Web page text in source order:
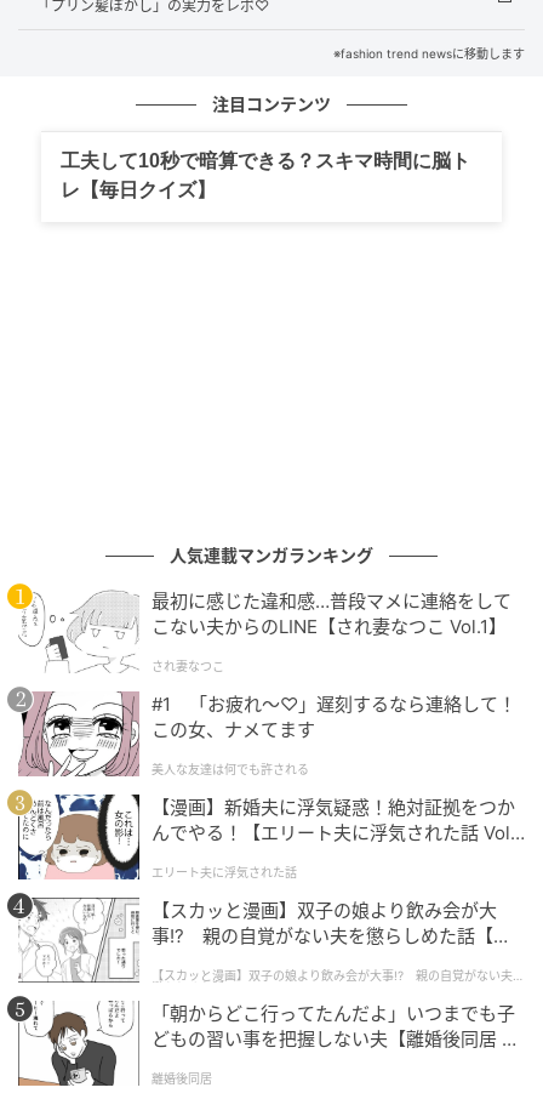
計です。光の当たり方によって、きらめきやニュアン
ミュートマット × 高輝度グリッター、質感で
つくる奥行き
触ってみると、しっとりなめらかな粉質で肌あたりが
やさしく、密着感を感じる質感。A・Bはしっとりとし
たミュートマットで、落ち着いたトーンの濃淡ピン
ク。大人っぽさを残しながら、やわらかな可愛さを引
き出してくれるカラーです。一方のC・Dは、高輝度グ
リッター。Cは見た目よりもやわらかく発色し、繊細
なパールがクリアなツヤを演出。ほんのり温かみのあ
るピンクニュアンスで、ポイントハイライトとしても
使いやすそうです。Dは大粒の多色グリッターで、立体
感のアクセントの要に。
落ち着きと可愛さを両立した、抜け感ピンク
アイ
「プリン髪ぼかし」の実力をレポ♡
※fashion trend newsに移動します
注目コンテンツ
工夫して10秒で暗算できる？スキマ時間に脳ト
レ【毎日クイズ】
人気連載マンガランキング
最初に感じた違和感…普段マメに連絡をして
こない夫からのLINE【され妻なつこ Vol.1】
され妻なつこ
#1 「お疲れ〜♡」遅刻するなら連絡して！
この女、ナメてます
美人な友達は何でも許される
【漫画】新婚夫に浮気疑惑！絶対証拠をつか
んでやる！【エリート夫に浮気された話 Vol.
エリート夫に浮気された話
【スカッと漫画】双子の娘より飲み会が大
事!? 親の自覚がない夫を懲らしめた話【第1
【スカッと漫画】双子の娘より飲み会が大事!? 親の自覚がない夫を
懲らしめた話
「朝からどこ行ってたんだよ」いつまでも子
どもの習い事を把握しない夫【離婚後同居 Vo
離婚後同居